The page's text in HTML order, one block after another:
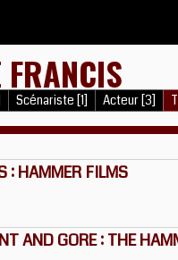
FRANCIS
Scénariste [1] Acteur [3]
: HAMMER FILMS
AND GORE : THE